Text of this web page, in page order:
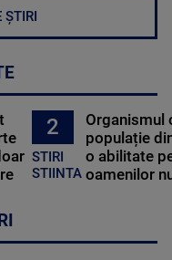
ȘTIRI
2
STIRI
STIINTA
Organismul
populație
o abilitate
oamenilor